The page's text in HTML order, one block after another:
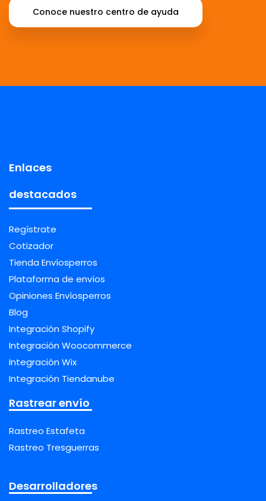
Conoce nuestro centro de ayuda
Enlaces
destacados
Regístrate
Cotizador
Tienda Envíosperros
Plataforma de envíos
Opiniones Envíosperros
Blog
Integración Shopify
Integración Woocommerce
Integración Wix
Integración Tiendanube
Rastrear envío
Rastreo Estafeta
Rastreo Tresguerras
Desarrolladores